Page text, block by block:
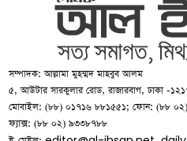
সম্পাদক: আল্লামা মুহম্মদ মাহবুব আলম
৫, আউটার সারকুলার রোড, রাজারবাগ, ঢাকা -
মোবাইল: (৮৮) ০১৭১৬ ৮৮১৫৫১; ফোন: (৮৮
ফ্যাক্স: (৮৮ ০২) ৯৩৩৮৭৮৮